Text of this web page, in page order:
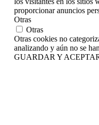
proporcionar anuncios
Otras
Otras
Otras cookies no
analizando y aún no se
GUARDAR Y